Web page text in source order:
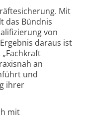
Mit
das Bündnis
von
daraus ist
an
und
ihrer
mit